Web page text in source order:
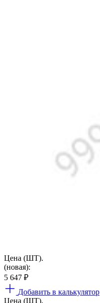
Цена (ШТ).
(новая):
5 647 ₽
Добавить в калькулятор
Цена (ШТ).